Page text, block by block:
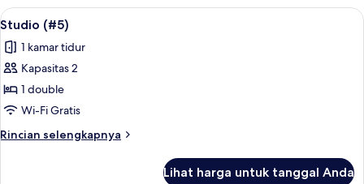
kamar
Lihat
semua
foto
untuk
Studio
(#5)
Studio (#5) | Wi-Fi gratis, didekorasi
11
Studio (#5)
1 kamar tidur
Kapasitas 2
1 double
Wi-Fi Gratis
Rincian selengkapnya
Rincian
Lihat harga untuk tanggal Anda